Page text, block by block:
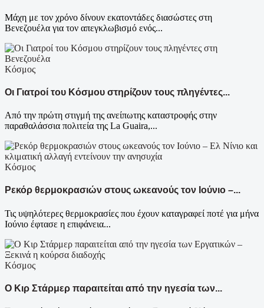
Μάχη με τον χρόνο δίνουν εκατοντάδες διασώστες στη
Βενεζουέλα για τον απεγκλωβισμό ενός...
Κόσμος
Οι Γιατροί του Κόσμου στηρίζουν τους πληγέντες...
Από την πρώτη στιγμή της ανείπωτης καταστροφής στην
παραθαλάσσια πολιτεία της La Guaira,...
Κόσμος
Ρεκόρ θερμοκρασιών στους ωκεανούς τον Ιούνιο –...
Τις υψηλότερες θερμοκρασίες που έχουν καταγραφεί ποτέ για μήνα
Ιούνιο έφτασε η επιφάνεια...
Κόσμος
Ο Κιρ Στάρμερ παραιτείται από την ηγεσία των...